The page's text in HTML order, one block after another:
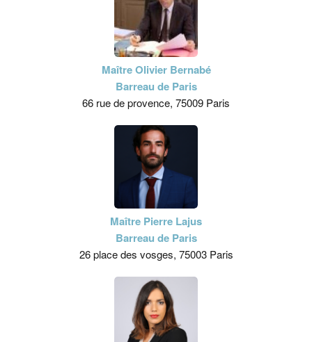
Maître Olivier Bernabé
Barreau de Paris
66 rue de provence, 75009 Paris
Maître Pierre Lajus
Barreau de Paris
26 place des vosges, 75003 Paris